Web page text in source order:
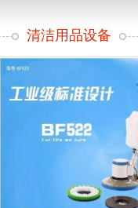
清洁用品设备